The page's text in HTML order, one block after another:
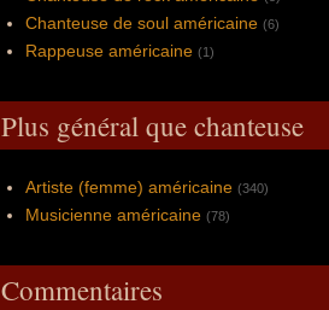
Chanteuse de soul américaine (6)
Rappeuse américaine (1)
Plus général que chanteuse
Artiste (femme) américaine (340)
Musicienne américaine (78)
Commentaires